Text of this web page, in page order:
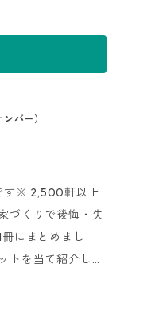
会社情報』な
れから住宅会社を
バー）
す※ 2,500軒以上
づくりで後悔・失
にまとめまし
トを当て紹介して